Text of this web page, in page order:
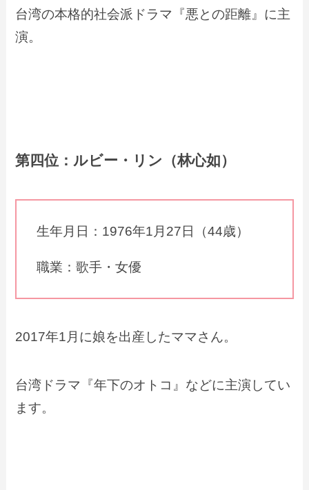
台湾の本格的社会派ドラマ『悪との距離』に主
演。
第四位：ルビー・リン（林心如）
生年月日：1976年1月27日（44歳）
職業：歌手・女優
2017年1月に娘を出産したママさん。
台湾ドラマ『年下のオトコ』などに主演してい
ます。